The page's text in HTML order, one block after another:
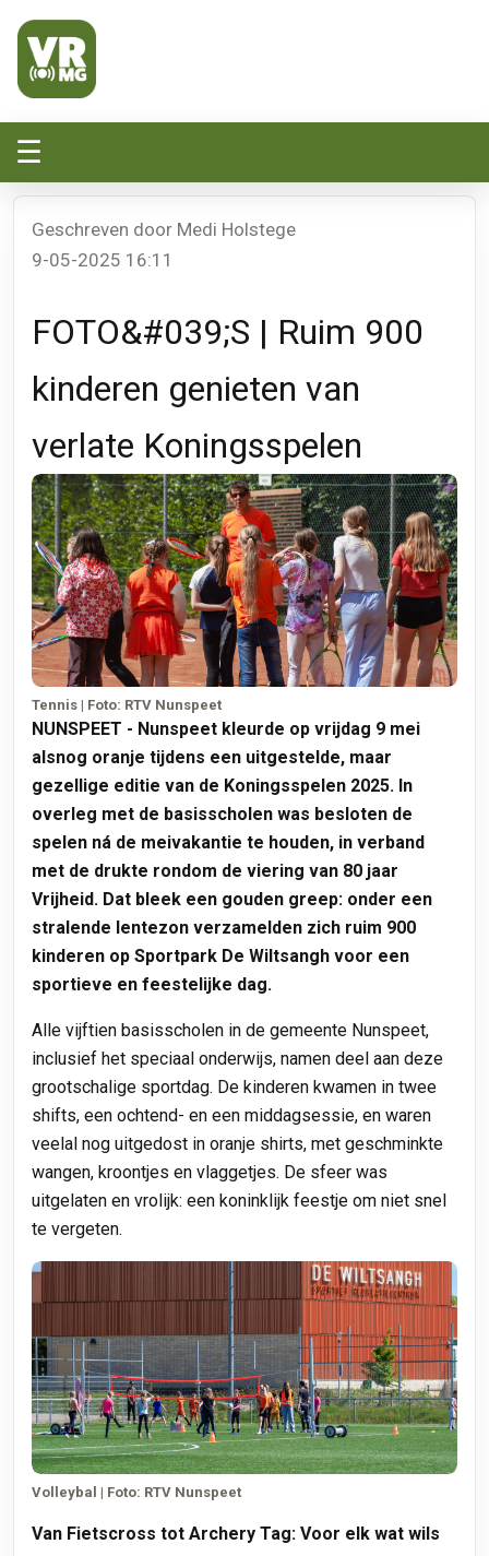
☰
Geschreven door Medi Holstege
9-05-2025 16:11
FOTO&#039;S | Ruim 900
kinderen genieten van
verlate Koningsspelen
Tennis | Foto: RTV Nunspeet
NUNSPEET - Nunspeet kleurde op vrijdag 9 mei
alsnog oranje tijdens een uitgestelde, maar
gezellige editie van de Koningsspelen 2025. In
overleg met de basisscholen was besloten de
spelen ná de meivakantie te houden, in verband
met de drukte rondom de viering van 80 jaar
Vrijheid. Dat bleek een gouden greep: onder een
stralende lentezon verzamelden zich ruim 900
kinderen op Sportpark De Wiltsangh voor een
sportieve en feestelijke dag.
Alle vijftien basisscholen in de gemeente Nunspeet,
inclusief het speciaal onderwijs, namen deel aan deze
grootschalige sportdag. De kinderen kwamen in twee
shifts, een ochtend- en een middagsessie, en waren
veelal nog uitgedost in oranje shirts, met geschminkte
wangen, kroontjes en vlaggetjes. De sfeer was
uitgelaten en vrolijk: een koninklijk feestje om niet snel
te vergeten.
Volleybal | Foto: RTV Nunspeet
Van Fietscross tot Archery Tag: Voor elk wat wils